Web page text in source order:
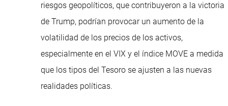
riesgos geopolíticos, que contribuyeron a la victoria
de Trump, podrían provocar un aumento de la
volatilidad de los precios de los activos,
especialmente en el VIX y el índice MOVE a medida
que los tipos del Tesoro se ajusten a las nuevas
realidades políticas.